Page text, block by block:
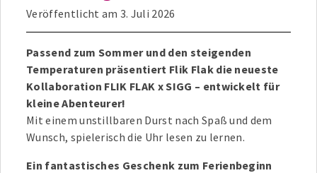
Veröffentlicht am 3. Juli 2026
Passend zum Sommer und den steigenden
Temperaturen präsentiert Flik Flak die neueste
Kollaboration FLIK FLAK x SIGG – entwickelt für
kleine Abenteurer!
Mit einem unstillbaren Durst nach Spaß und dem
Wunsch, spielerisch die Uhr lesen zu lernen.
Ein fantastisches Geschenk zum Ferienbeginn